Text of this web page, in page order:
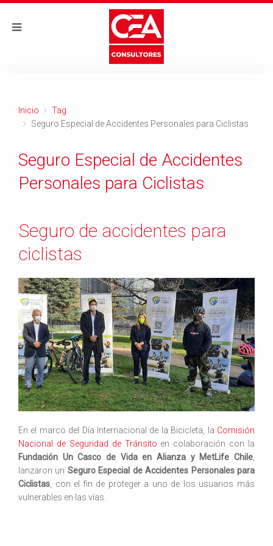
Inicio
Tag
Seguro Especial de Accidentes Personales para Ciclistas
Seguro Especial de Accidentes
Personales para Ciclistas
Seguro de accidentes para
ciclistas
En el marco del Día Internacional de la Bicicleta, la Comisión
Nacional de Seguridad de Tránsito en colaboración con la
Fundación Un Casco de Vida en Alianza y MetLife Chile
lanzaron un Seguro Especial de Accidentes Personales para
Ciclistas , con el fin de proteger a uno de los usuarios más
vulnerables en las vías.